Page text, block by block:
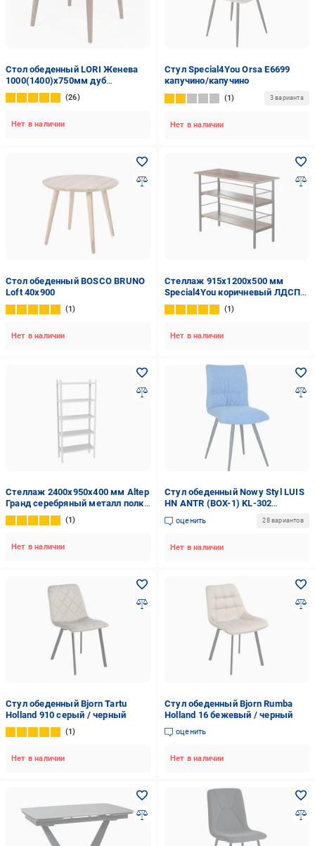
Стол обеденный LORI Женева
1000(1400)x750мм дуб
коричневый/дуб коричневый
26
Нет в наличии
Стул Special4You Orsa E6699
капучино/капучино
1 3 варианта
Нет в наличии
Стол обеденный BOSCO BRUNO
Loft 40х900
1
Нет в наличии
Стеллаж 915x1200x500 мм
Special4You коричневый ЛДСП
полки 3 шт. крашенный
1
Нет в наличии
Стеллаж 2400x950x400 мм Altep
Гранд серебряный металл полки
7 шт. крашенный
1
Нет в наличии
Стул обеденный Nowy Styl LUIS
HN ANTR (BOX-1) KL-302
антрацит/голубой
оценить 28 вариантов
Нет в наличии
Стул обеденный Bjorn Tartu
Holland 910 серый / черный
1
Нет в наличии
Стул обеденный Bjorn Rumba
Holland 16 бежевый / черный
оценить
Нет в наличии